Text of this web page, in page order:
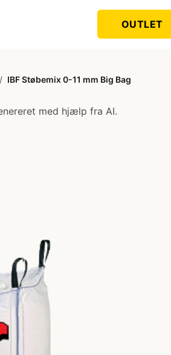
OUTLET
/ IBF Støbemix 0-11 mm Big Bag
med hjælp fra AI.